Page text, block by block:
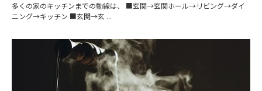
多くの家のキッチンまでの動線は、 ■玄関→玄関ホール→リビング→ダイ
ニング→キッチン ■玄関→玄 ...